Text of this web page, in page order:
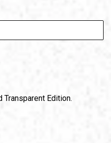
Transparent Edition.